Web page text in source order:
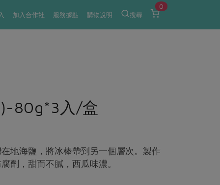
加入合作社 服務據點 購物說明 搜尋
0
80g*3入/盒
地海鹽，將冰棒帶到另一個層次。製作
劑，甜而不膩，西瓜味濃。